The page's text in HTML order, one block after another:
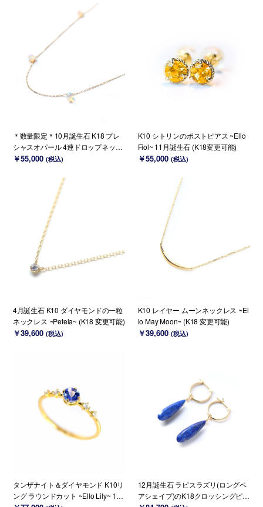
＊数量限定＊10月誕生石 K18 プレ
シャスオパール 4連ドロップネック
レス
￥55,000 (税込)
K10 シトリンのポストピアス ~Ello
Fiol~ 11月誕生石 (K18変更可能)
￥55,000 (税込)
4月誕生石 K10 ダイヤモンドの一粒
ネックレス ~Petela~ (K18 変更可能)
￥39,600 (税込)
K10 レイヤー ムーンネックレス ~El
lo May Moon~ (K18 変更可能)
￥39,600 (税込)
タンザナイト＆ダイヤモンド K10リ
ング ラウンドカット ~Ello Lily~ 12
12月誕生石 ラピスラズリ(ロングペ
アシェイプ)のK18クロッシングピア